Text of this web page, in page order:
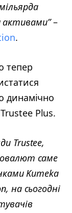
–
.
тепер
динамічно
Plus.
Trustee,
саме
Kumeka
на сьогодні